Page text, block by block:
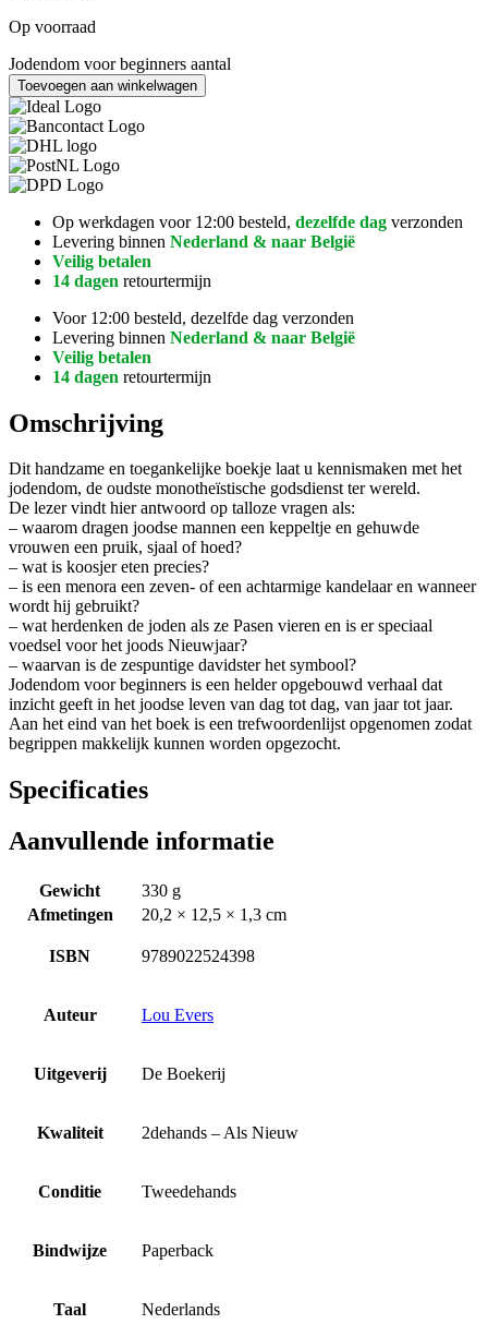
Op voorraad
Jodendom voor beginners aantal
Toevoegen aan winkelwagen
Op werkdagen voor 12:00 besteld, dezelfde dag verzonden
Levering binnen Nederland & naar België
Veilig betalen
14 dagen retourtermijn
Voor 12:00 besteld, dezelfde dag verzonden
Levering binnen Nederland & naar België
Veilig betalen
14 dagen retourtermijn
Omschrijving
Dit handzame en toegankelijke boekje laat u kennismaken met het
jodendom, de oudste monotheïstische godsdienst ter wereld.
De lezer vindt hier antwoord op talloze vragen als:
– waarom dragen joodse mannen een keppeltje en gehuwde
vrouwen een pruik, sjaal of hoed?
– wat is koosjer eten precies?
– is een menora een zeven- of een achtarmige kandelaar en wanneer
wordt hij gebruikt?
– wat herdenken de joden als ze Pasen vieren en is er speciaal
voedsel voor het joods Nieuwjaar?
– waarvan is de zespuntige davidster het symbool?
Jodendom voor beginners is een helder opgebouwd verhaal dat
inzicht geeft in het joodse leven van dag tot dag, van jaar tot jaar.
Aan het eind van het boek is een trefwoordenlijst opgenomen zodat
begrippen makkelijk kunnen worden opgezocht.
Specificaties
Aanvullende informatie
Gewicht
330 g
Afmetingen
20,2 × 12,5 × 1,3 cm
ISBN 9789022524398
Auteur Lou Evers
Uitgeverij De Boekerij
Kwaliteit 2dehands – Als Nieuw
Conditie Tweedehands
Bindwijze Paperback
Taal Nederlands